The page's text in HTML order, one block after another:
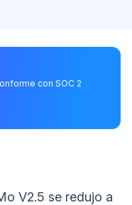
con SOC 2
V2.5 se redujo a